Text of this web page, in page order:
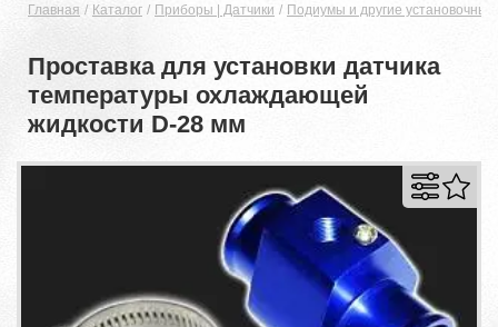
Главная Каталог Приборы | Датчики Подиумы и другие
Проставка для установки датчика
температуры охлаждающей
жидкости D-28 мм